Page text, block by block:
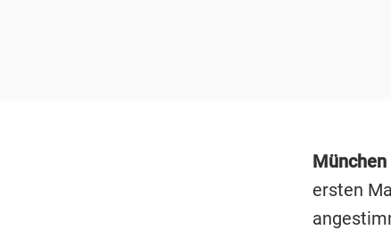
München
ersten